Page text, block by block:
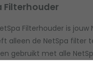
Filterhouder
Filterhouder is
alleen de NetSpa filter
gebruikt met alle